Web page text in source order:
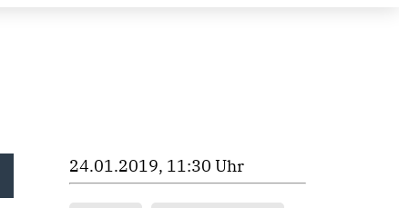
24.01.2019, 11:30 Uhr